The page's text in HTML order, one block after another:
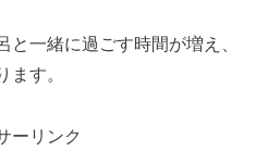
一緒に過ごす時間が増え、
ます。
ーリンク